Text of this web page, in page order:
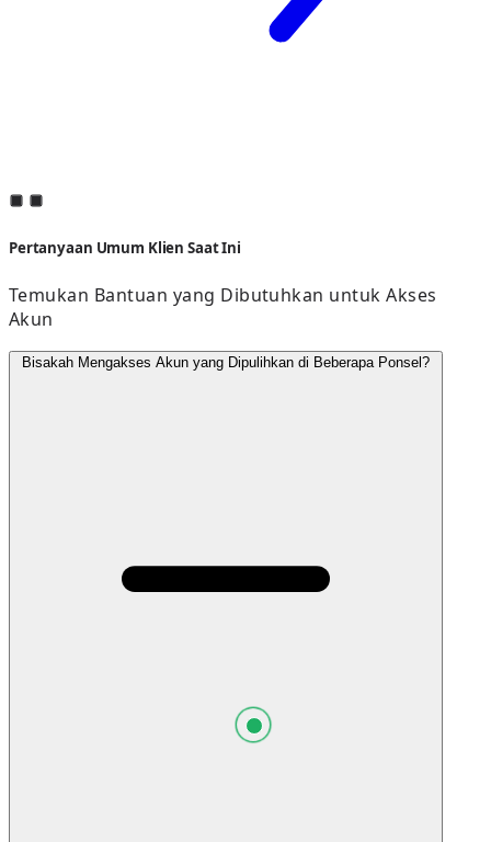
Pertanyaan Umum Klien Saat Ini
Temukan Bantuan yang Dibutuhkan untuk Akses
Akun
Bisakah Mengakses Akun yang Dipulihkan di Beberapa Ponsel?